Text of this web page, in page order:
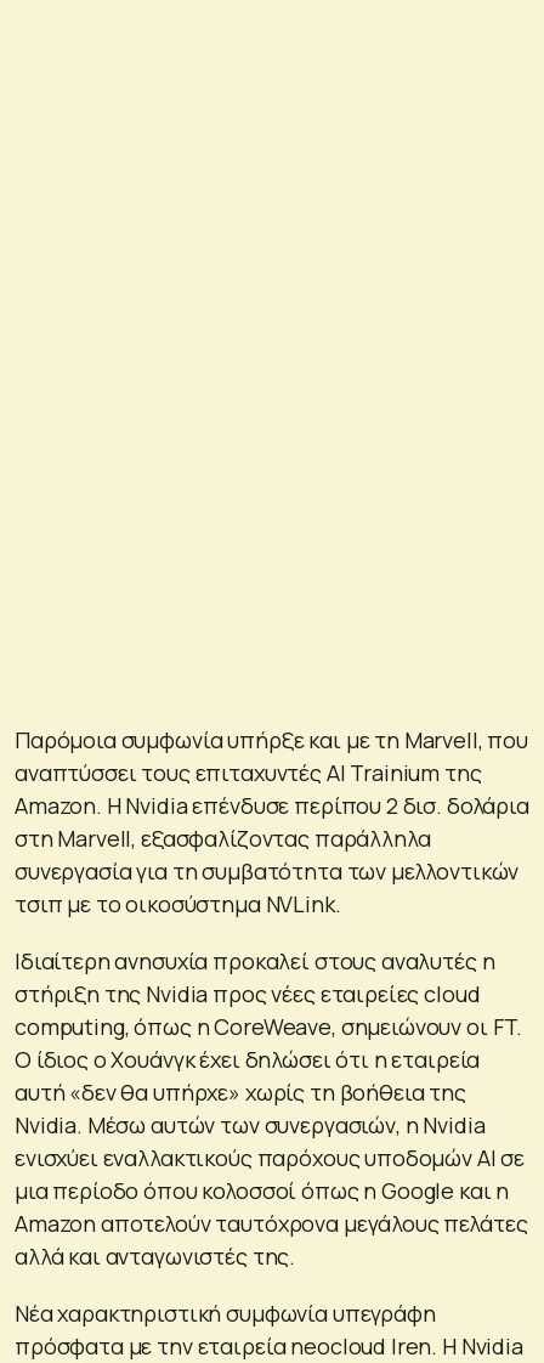
Παρόμοια συμφωνία υπήρξε και με τη Marvell, που
αναπτύσσει τους επιταχυντές AI Trainium της
Amazon. Η Nvidia επένδυσε περίπου 2 δισ. δολάρια
στη Marvell, εξασφαλίζοντας παράλληλα
συνεργασία για τη συμβατότητα των μελλοντικών
τσιπ με το οικοσύστημα NVLink.
Ιδιαίτερη ανησυχία προκαλεί στους αναλυτές η
στήριξη της Nvidia προς νέες εταιρείες cloud
computing, όπως η CoreWeave, σημειώνουν οι FT.
Ο ίδιος ο Χουάνγκ έχει δηλώσει ότι η εταιρεία
αυτή «δεν θα υπήρχε» χωρίς τη βοήθεια της
Nvidia. Μέσω αυτών των συνεργασιών, η Nvidia
ενισχύει εναλλακτικούς παρόχους υποδομών AI σε
μια περίοδο όπου κολοσσοί όπως η Google και η
Amazon αποτελούν ταυτόχρονα μεγάλους πελάτες
αλλά και ανταγωνιστές της.
Νέα χαρακτηριστική συμφωνία υπεγράφη
πρόσφατα με την εταιρεία neocloud Iren. Η Nvidia